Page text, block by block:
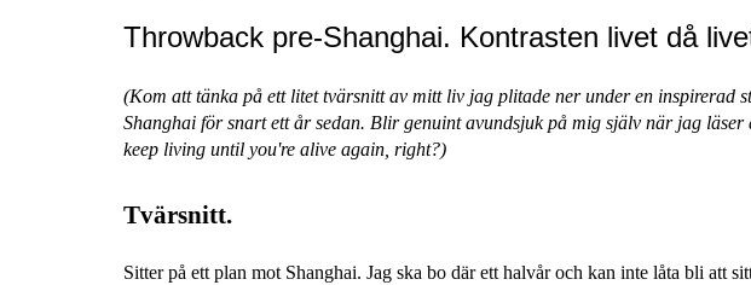
Throwback pre-Shanghai. Kontrasten livet då
(Kom att tänka på ett litet tvärsnitt av mitt liv jag plitade ner under en inspirerad
Shanghai för snart ett år sedan. Blir genuint avundsjuk på mig själv när jag läser
keep living until you're alive again, right?)
Tvärsnitt.
Sitter på ett plan mot Shanghai. Jag ska bo där ett halvår och kan inte låta bli att